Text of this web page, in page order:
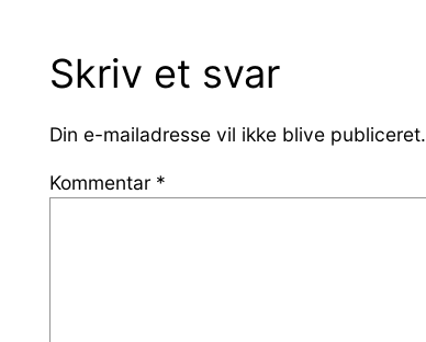
Skriv et svar
Din e-mailadresse vil ikke blive publiceret.
Kommentar *